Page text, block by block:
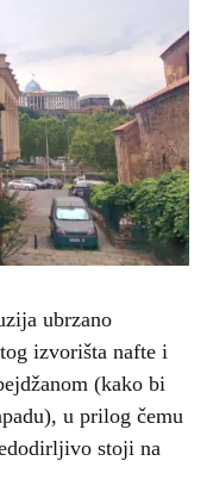
ubrzano
izvorišta nafte i
(kako bi
u prilog čemu
stoji na